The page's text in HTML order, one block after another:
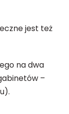
jest też
na dwa
–